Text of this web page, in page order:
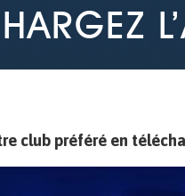
club préféré en